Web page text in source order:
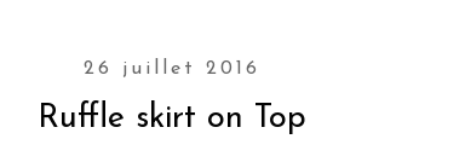
26 juillet 2016
Ruffle skirt on Top